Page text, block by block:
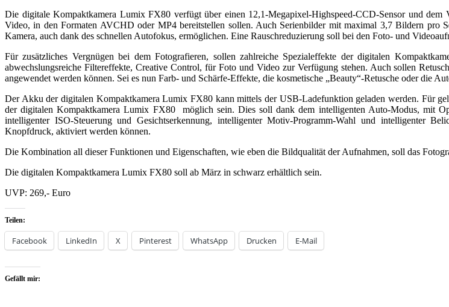
Die digitale Kompaktkamera Lumix FX80 verfügt über einen 12,1-Megapixel-Highspeed-CCD-Sensor und
Video, in den Formaten AVCHD oder MP4 bereitstellen sollen. Auch Serienbilder mit maximal 3,7 Bildern pro
Kamera, auch dank des schnellen Autofokus, ermöglichen. Eine Rauschreduzierung soll bei den Foto- und
Für zusätzliches Vergnügen bei dem Fotografieren, sollen zahlreiche Spezialeffekte der digitalen
abwechslungsreiche Filtereffekte, Creative Control, für Foto und Video zur Verfügung stehen. Auch sollen
angewendet werden können. Sei es nun Farb- und Schärfe-Effekte, die kosmetische „Beauty“-Retusche oder die
Der Akku der digitalen Kompaktkamera Lumix FX80 kann mittels der USB-Ladefunktion geladen werden. Für
der digitalen Kompaktkamera Lumix FX80 möglich sein. Dies soll dank dem intelligenten Auto-Modus, mit
intelligenter ISO-Steuerung und Gesichtserkennung, intelligenter Motiv-Programm-Wahl und intelligenter
Knopfdruck, aktiviert werden können.
Die Kombination all dieser Funktionen und Eigenschaften, wie eben die Bildqualität der Aufnahmen, soll das
Die digitalen Kompaktkamera Lumix FX80 soll ab März in schwarz erhältlich sein.
UVP: 269,- Euro
Teilen:
Facebook LinkedIn X Pinterest WhatsApp Drucken E-Mail
Gefällt mir: